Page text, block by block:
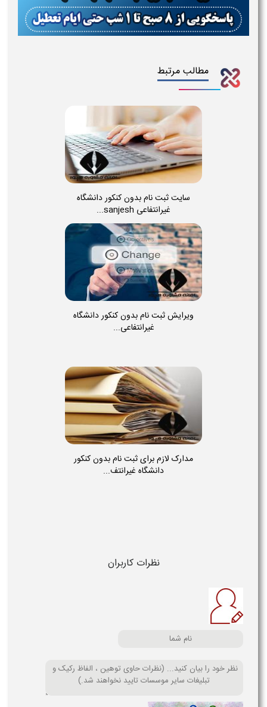
مطالب مرتبط
سایت ثبت نام بدون کنکور دانشگاه
غیرانتفاعی sanjesh...
ویرایش ثبت نام بدون کنکور دانشگاه
غیرانتفاعی...
مدارک لازم برای ثبت نام بدون کنکور
دانشگاه غیرانتف...
نظرات کاربران